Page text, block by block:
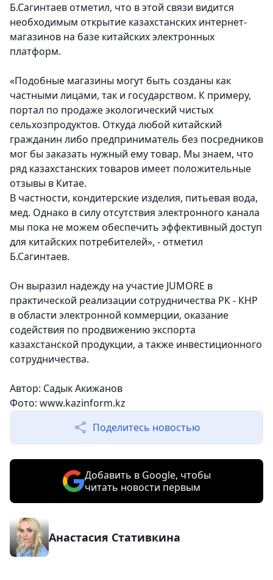
Б.Сагинтаев отметил, что в этой связи видится
необходимым открытие казахстанских интернет-
магазинов на базе китайских электронных
платформ.
«Подобные магазины могут быть созданы как
частными лицами, так и государством. К примеру,
портал по продаже экологический чистых
сельхозпродуктов. Откуда любой китайский
гражданин либо предприниматель без посредников
мог бы заказать нужный ему товар. Мы знаем, что
ряд казахстанских товаров имеет положительные
отзывы в Китае.
В частности, кондитерские изделия, питьевая вода,
мед. Однако в силу отсутствия электронного канала
мы пока не можем обеспечить эффективный доступ
для китайских потребителей», - отметил
Б.Сагинтаев.
Он выразил надежду на участие JUMORE в
практической реализации сотрудничества РК - КНР
в области электронной коммерции, оказание
содействия по продвижению экспорта
казахстанской продукции, а также инвестиционного
сотрудничества.
Автор: Садык Акижанов
Фото: www.kazinform.kz
Поделитесь новостью
Добавить в Google, чтобы
читать новости первым
Анастасия Стативкина